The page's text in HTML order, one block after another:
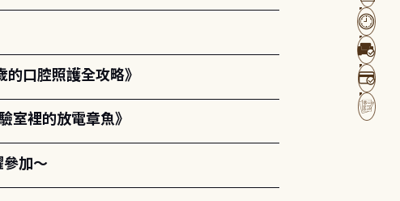
口腔照護全攻略》
室裡的放電章魚》
加～